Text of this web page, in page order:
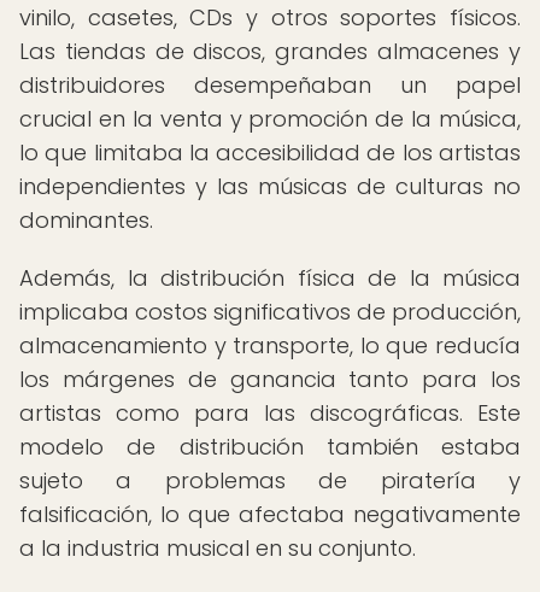
vinilo, casetes, CDs y otros soportes físicos.
Las tiendas de discos, grandes almacenes y
distribuidores desempeñaban un papel
crucial en la venta y promoción de la música,
lo que limitaba la accesibilidad de los artistas
independientes y las músicas de culturas no
dominantes.
Además, la distribución física de la música
implicaba costos significativos de producción,
almacenamiento y transporte, lo que reducía
los márgenes de ganancia tanto para los
artistas como para las discográficas. Este
modelo de distribución también estaba
sujeto a problemas de piratería y
falsificación, lo que afectaba negativamente
a la industria musical en su conjunto.